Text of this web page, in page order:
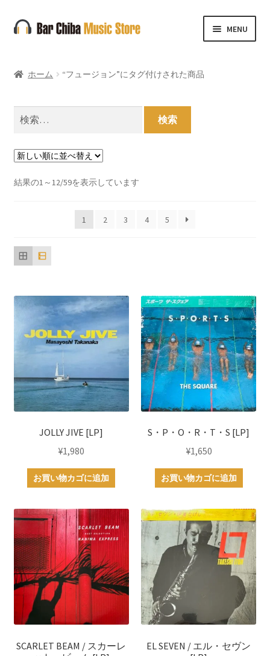
ナ
ビ
ー
ン
へ
キ
プ
コ
ン
ン
ス
キ
プ
MENU
ホーム “フュージョン”にタグ付けされた商品
検
索:
結果の1～12/59を表示しています新
順
1 2 3 4 5
JOLLY JIVE [LP]
¥1,980
お買い物カゴに追加
S・P・O・R・T・S [LP]
¥1,650
お買い物カゴに追加
SCARLET BEAM / スカーレ
EL SEVEN / エル・セヴン